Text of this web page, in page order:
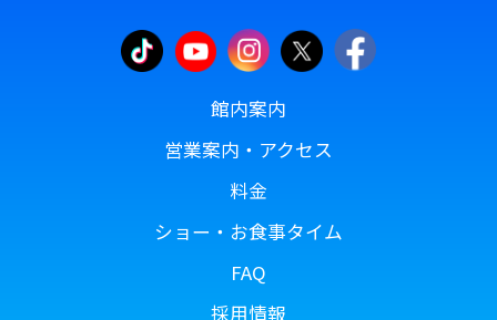
館内案内
営業案内・アクセス
料金
ショー・お食事タイム
FAQ
採用情報